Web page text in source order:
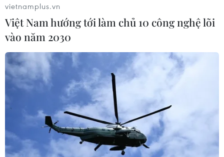
vietnamplus.vn
Việt Nam hướng tới làm chủ 10 công nghệ lõi
vào năm 2030